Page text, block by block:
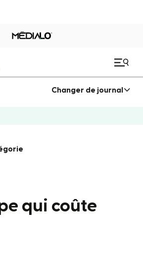
Changer de journal
qui coûte